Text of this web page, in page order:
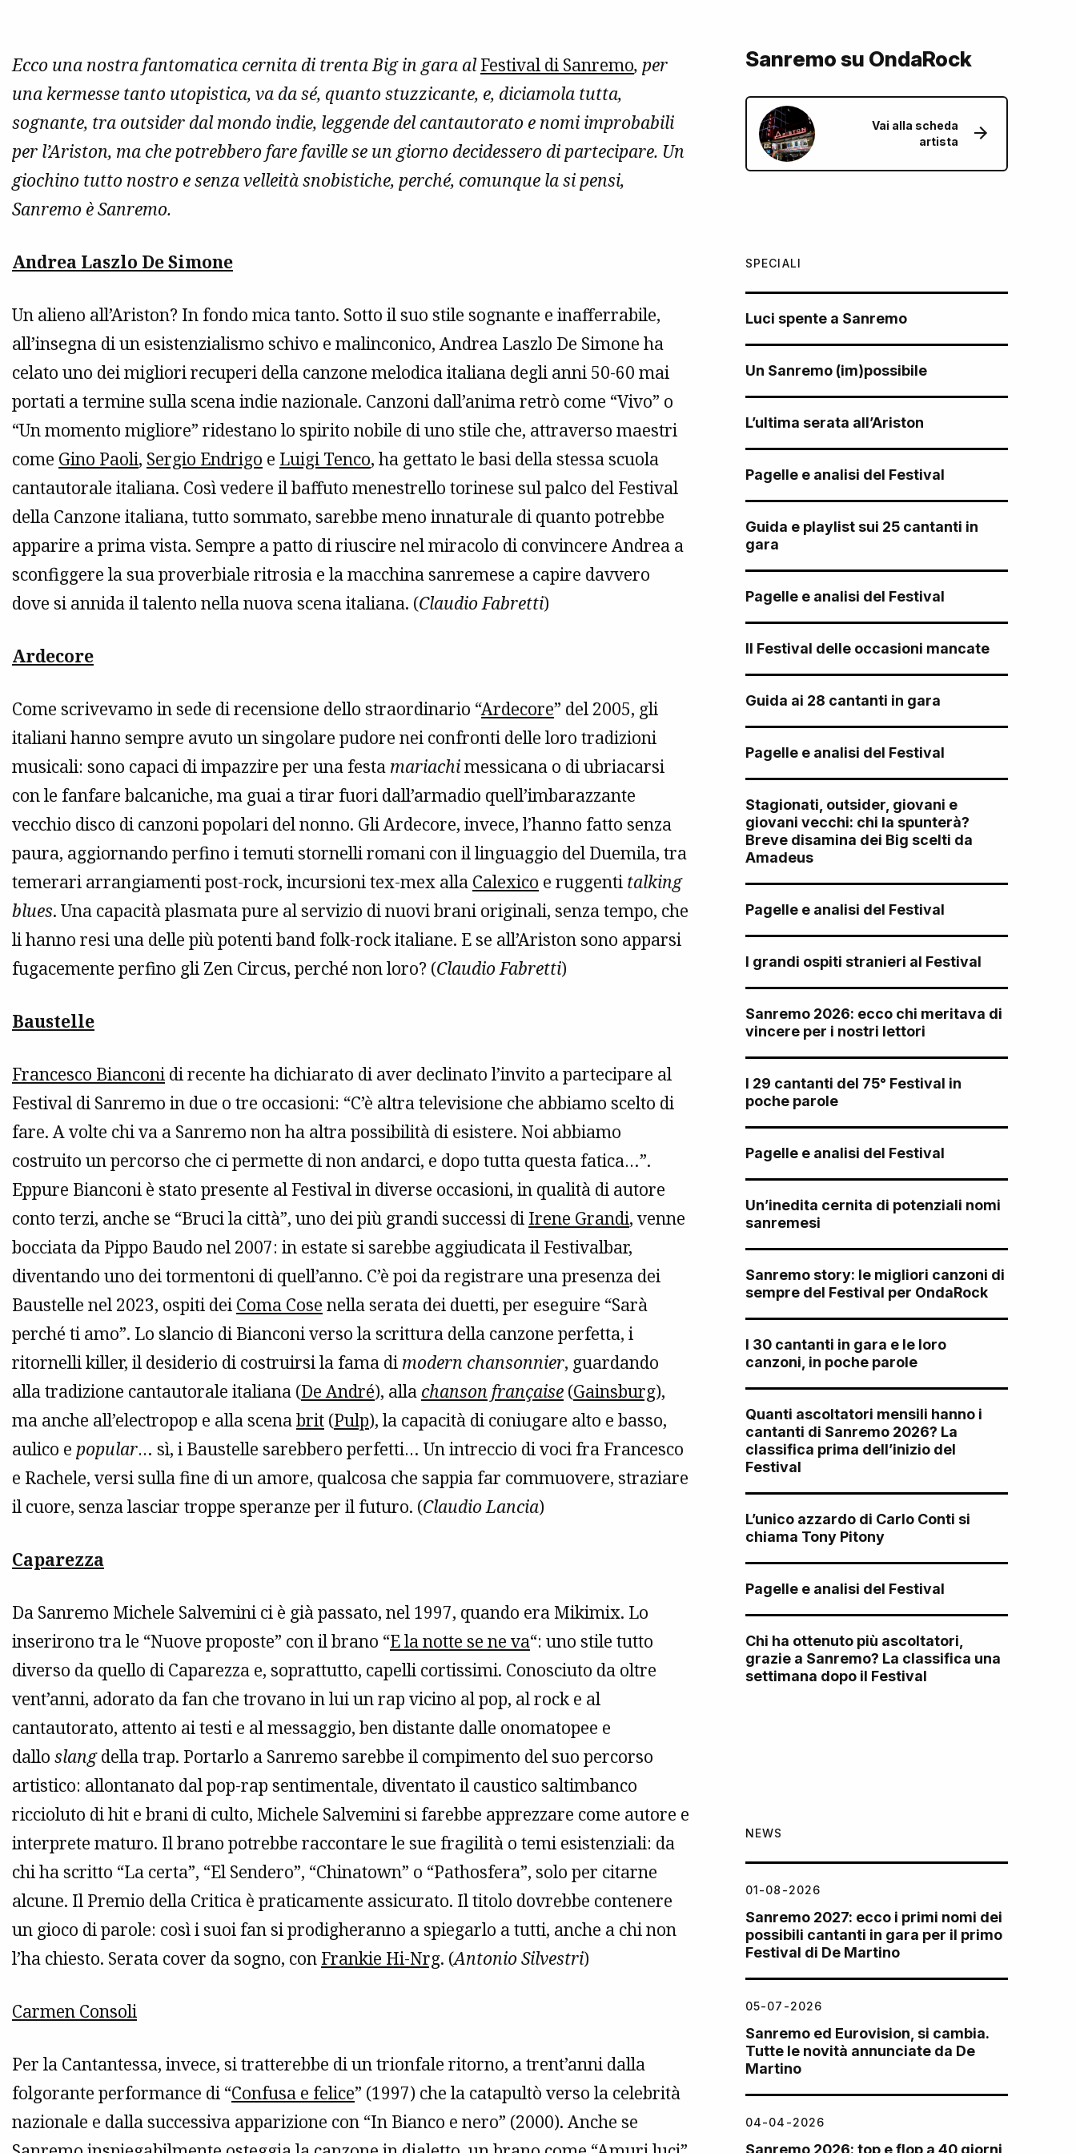
Ecco una nostra fantomatica cernita di trenta Big in gara alFestival di Sanremo, per
una kermesse tanto utopistica, va da sé, quanto stuzzicante, e, diciamola tutta,
sognante, tra outsider dal mondo indie, leggende del cantautorato e nomi improbabili
per l’Ariston, ma che potrebbero fare faville se un giorno decidessero di partecipare. Un
giochino tutto nostro e senza velleità snobistiche, perché, comunque la si pensi,
Sanremo è Sanremo.
Andrea Laszlo De Simone
Un alieno all’Ariston? In fondo mica tanto. Sotto il suo stile sognante e inafferrabile,
all’insegna di un esistenzialismo schivo e malinconico, Andrea Laszlo De Simone ha
celato uno dei migliori recuperi della canzone melodica italiana degli anni 50-60 mai
portati a termine sulla scena indie nazionale. Canzoni dall’anima retrò come “Vivo” o
“Un momento migliore” ridestano lo spirito nobile di uno stile che, attraverso maestri
come Gino Paoli, Sergio Endrigo e Luigi Tenco, ha gettato le basi della stessa scuola
cantautorale italiana. Così vedere il baffuto menestrello torinese sul palco del Festival
della Canzone italiana, tutto sommato, sarebbe meno innaturale di quanto potrebbe
apparire a prima vista. Sempre a patto di riuscire nel miracolo di convincere Andrea a
sconfiggere la sua proverbiale ritrosia e la macchina sanremese a capire davvero
dove si annida il talento nella nuova scena italiana. (Claudio Fabretti)
Ardecore
Come scrivevamo in sede di recensione dello straordinario “Ardecore” del 2005, gli
italiani hanno sempre avuto un singolare pudore nei confronti delle loro tradizioni
musicali: sono capaci di impazzire per una festa mariachimessicana o di ubriacarsi
con le fanfare balcaniche, ma guai a tirar fuori dall’armadio quell’imbarazzante
vecchio disco di canzoni popolari del nonno. Gli Ardecore, invece, l’hanno fatto senza
paura, aggiornando perfino i temuti stornelli romani con il linguaggio del Duemila, tra
temerari arrangiamenti post-rock, incursioni tex-mex alla Calexico e ruggenti talking
blues. Una capacità plasmata pure al servizio di nuovi brani originali, senza tempo, che
li hanno resi una delle più potenti band folk-rock italiane. E se all’Ariston sono apparsi
fugacemente perfino gli Zen Circus, perché non loro? (Claudio Fabretti)
Baustelle
Francesco Bianconi di recente ha dichiarato di aver declinato l’invito a partecipare al
Festival di Sanremo in due o tre occasioni: “C’è altra televisione che abbiamo scelto di
fare. A volte chi va a Sanremo non ha altra possibilità di esistere. Noi abbiamo
costruito un percorso che ci permette di non andarci, e dopo tutta questa fatica…”.
Eppure Bianconi è stato presente al Festival in diverse occasioni, in qualità di autore
conto terzi, anche se “Bruci la città”, uno dei più grandi successi di Irene Grandi, venne
bocciata da Pippo Baudo nel 2007: in estate si sarebbe aggiudicata il Festivalbar,
diventando uno dei tormentoni di quell’anno. C’è poi da registrare una presenza dei
Baustelle nel 2023, ospiti dei Coma Cose nella serata dei duetti, per eseguire “Sarà
perché ti amo”. Lo slancio di Bianconi verso la scrittura della canzone perfetta, i
ritornelli killer, il desiderio di costruirsi la fama di modern chansonnier, guardando
alla tradizione cantautorale italiana (De André), alla chanson française (Gainsburg),
ma anche all’electropop e alla scenabrit (Pulp), la capacità di coniugare alto e basso,
aulico e popular… sì, i Baustelle sarebbero perfetti… Un intreccio di voci fra Francesco
e Rachele, versi sulla fine di un amore, qualcosa che sappia far commuovere, straziare
il cuore, senza lasciar troppe speranze per il futuro. (Claudio Lancia)
Caparezza
Da Sanremo Michele Salvemini ci è già passato, nel 1997, quando era Mikimix. Lo
inserirono tra le “Nuove proposte” con il brano “E la notte se ne va“: uno stile tutto
diverso da quello di Caparezza e, soprattutto, capelli cortissimi. Conosciuto da oltre
vent’anni, adorato da fan che trovano in lui un rap vicino al pop, al rock e al
cantautorato, attento ai testi e al messaggio, ben distante dalle onomatopee e
dallo slangdella trap. Portarlo a Sanremo sarebbe il compimento del suo percorso
artistico: allontanato dal pop-rap sentimentale, diventato il caustico saltimbanco
riccioluto di hit e brani di culto, Michele Salvemini si farebbe apprezzare come autore e
interprete maturo. Il brano potrebbe raccontare le sue fragilità o temi esistenziali: da
chi ha scritto “La certa”, “El Sendero”, “Chinatown” o “Pathosfera”, solo per citarne
alcune. Il Premio della Critica è praticamente assicurato. Il titolo dovrebbe contenere
un gioco di parole: così i suoi fan si prodigheranno a spiegarlo a tutti, anche a chi non
l’ha chiesto. Serata cover da sogno, con Frankie Hi-Nrg. (Antonio Silvestri)
Carmen Consoli
Per la Cantantessa, invece, si tratterebbe di un trionfale ritorno, a trent’anni dalla
folgorante performance di “Confusa e felice” (1997) che la catapultò verso la celebrità
nazionale e dalla successiva apparizione con “In Bianco e nero” (2000). Anche se
Sanremo su OndaRock
Vai alla scheda
artista
SPECIALI
Luci spente a Sanremo
Un Sanremo (im)possibile
L’ultima serata all’Ariston
Pagelle e analisi del Festival
Guida e playlist sui 25 cantanti in
gara
Pagelle e analisi del Festival
Il Festival delle occasioni mancate
Guida ai 28 cantanti in gara
Pagelle e analisi del Festival
Stagionati, outsider, giovani e
giovani vecchi: chi la spunterà?
Breve disamina dei Big scelti da
Amadeus
Pagelle e analisi del Festival
I grandi ospiti stranieri al Festival
Sanremo 2026: ecco chi meritava di
vincere per i nostri lettori
I 29 cantanti del 75° Festival in
poche parole
Pagelle e analisi del Festival
Un’inedita cernita di potenziali nomi
sanremesi
Sanremo story: le migliori canzoni di
sempre del Festival per OndaRock
I 30 cantanti in gara e le loro
canzoni, in poche parole
Quanti ascoltatori mensili hanno i
cantanti di Sanremo 2026? La
classifica prima dell’inizio del
Festival
L’unico azzardo di Carlo Conti si
chiama Tony Pitony
Pagelle e analisi del Festival
Chi ha ottenuto più ascoltatori,
grazie a Sanremo? La classifica una
settimana dopo il Festival
NEWS
01-08-2026
Sanremo 2027: ecco i primi nomi dei
possibili cantanti in gara per il primo
Festival di De Martino
05-07-2026
Sanremo ed Eurovision, si cambia.
Tutte le novità annunciate da De
Martino
04-04-2026